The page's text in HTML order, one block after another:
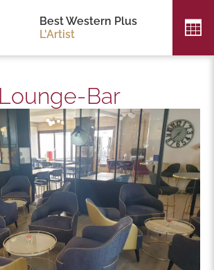
Best Western Plus
L'Artist
Lounge-Bar